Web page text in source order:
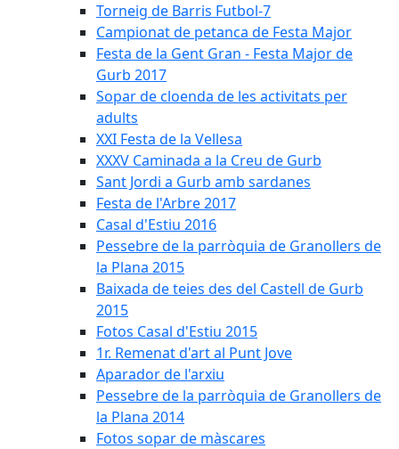
Torneig de Barris Futbol-7
Campionat de petanca de Festa Major
Festa de la Gent Gran - Festa Major de
Gurb 2017
Sopar de cloenda de les activitats per
adults
XXI Festa de la Vellesa
XXXV Caminada a la Creu de Gurb
Sant Jordi a Gurb amb sardanes
Festa de l'Arbre 2017
Casal d'Estiu 2016
Pessebre de la parròquia de Granollers de
la Plana 2015
Baixada de teies des del Castell de Gurb
2015
Fotos Casal d'Estiu 2015
1r. Remenat d'art al Punt Jove
Aparador de l'arxiu
Pessebre de la parròquia de Granollers de
la Plana 2014
Fotos sopar de màscares